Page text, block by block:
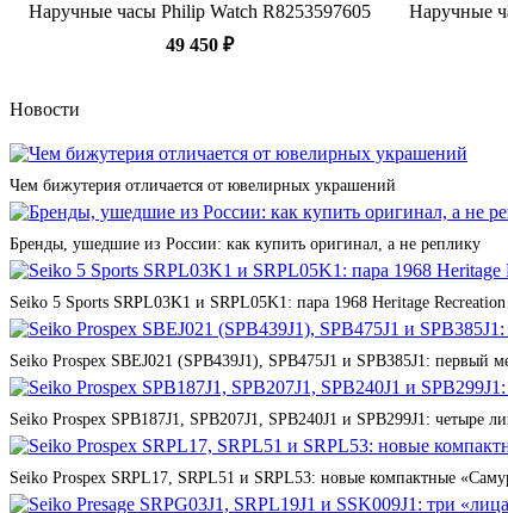
Наручные часы Philip Watch R8253597605
49 450 ₽
Наручные
Новости
Чем бижутерия отличается от ювелирных украшений
Бренды, ушедшие из России: как купить оригинал, а не реплику
Seiko 5 Sports SRPL03K1 и SRPL05K1: пара 1968 Heritage
Seiko Prospex SBEJ021 (SPB439J1), SPB475J1 и SPB385J1: первый
Seiko Prospex SPB187J1, SPB207J1, SPB240J1 и SPB299J1: четыре
Seiko Prospex SRPL17, SRPL51 и SRPL53: новые компактные